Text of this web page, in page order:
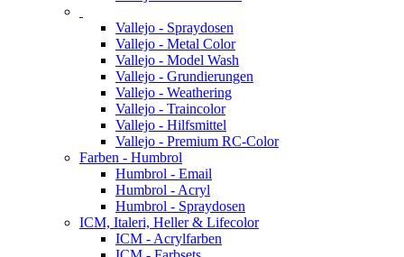
Vallejo - Spraydosen
Vallejo - Metal Color
Vallejo - Model Wash
Vallejo - Grundierungen
Vallejo - Weathering
Vallejo - Traincolor
Vallejo - Hilfsmittel
Vallejo - Premium RC-Color
Farben - Humbrol
Humbrol - Email
Humbrol - Acryl
Humbrol - Spraydosen
ICM, Italeri, Heller & Lifecolor
ICM - Acrylfarben